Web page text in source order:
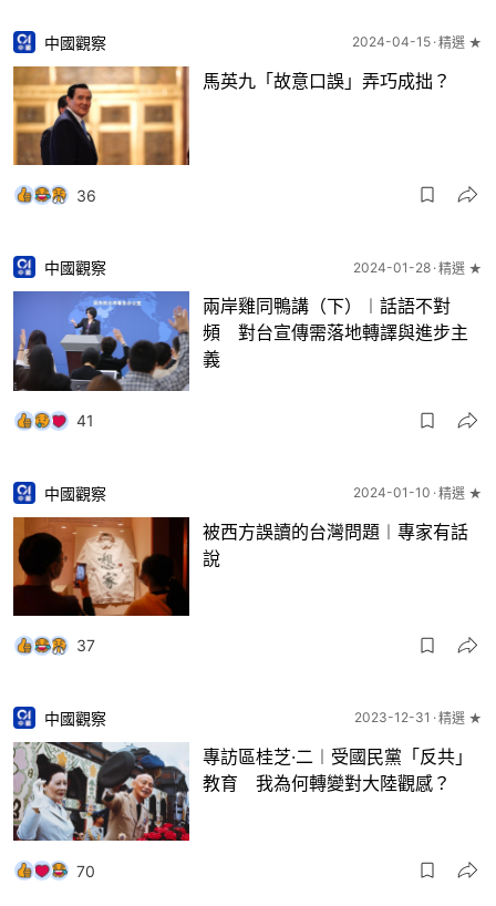
中國觀察 2024-04-15 精選 ★
馬英九「故意口誤」弄巧成拙？
36
中國觀察 2024-01-28 精選 ★
兩岸雞同鴨講（下）︱話語不對
頻 對台宣傳需落地轉譯與進步主
義
41
中國觀察 2024-01-10 精選 ★
被西方誤讀的台灣問題︱專家有話
說
37
中國觀察 2023-12-31 精選 ★
專訪區桂芝·二︱受國民黨「反共」
教育 我為何轉變對大陸觀感？
70